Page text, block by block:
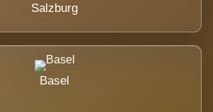
Salzburg
Basel